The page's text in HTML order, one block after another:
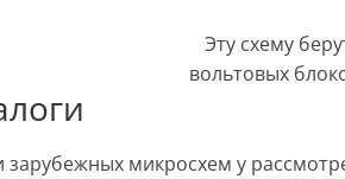
Эту схему
вольтовых
зарубежных микросхем у